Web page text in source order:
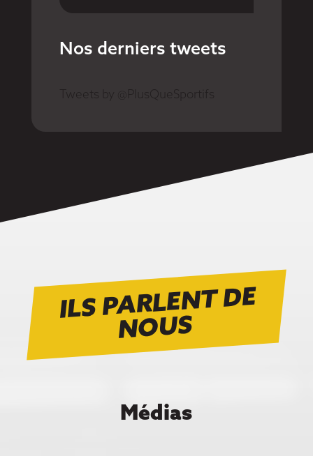
Nos derniers tweets
ILS PARLENT DE
N
OUS
Médias